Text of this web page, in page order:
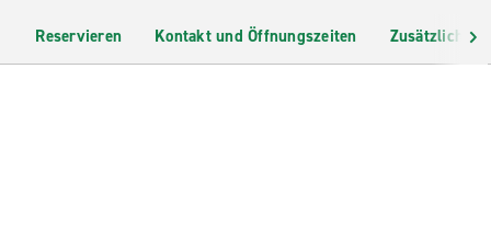
Reservieren Kontakt und Öffnungszeiten Zusätzliche